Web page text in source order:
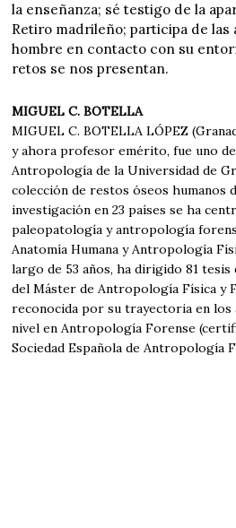
la enseñanza; sé testigo de la
Retiro madrileño; participa de
hombre en contacto con su
retos se nos presentan.
MIGUEL C. BOTELLA
MIGUEL C. BOTELLA LÓPEZ
y ahora profesor emérito, fue uno
Antropología de la Universidad de
colección de restos óseos humanos
investigación en 23 países se ha
paleopatología y antropología
Anatomía Humana y Antropología
largo de 53 años, ha dirigido 81
del Máster de Antropología Física y
reconocida por su trayectoria en los
nivel en Antropología Forense
Sociedad Española de Antropología